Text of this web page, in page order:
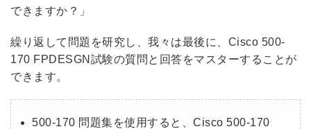
できますか？」
繰り返して問題を研究し、我々は最後に、Cisco 500-
170 FPDESGN試験の質問と回答をマスターすることが
できます。
500-170 問題集を使用すると、Cisco 500-170